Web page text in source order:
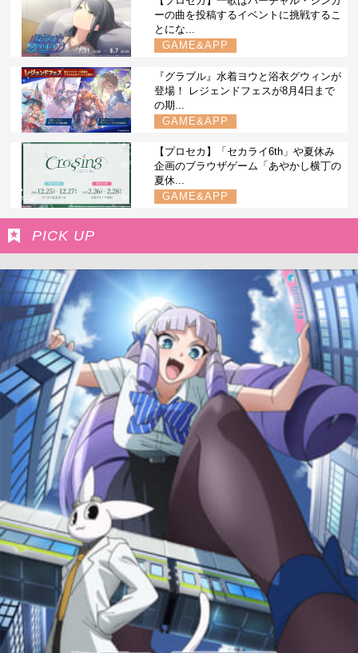
ーの曲を投稿するイベントに挑戦するこ
とにな...
GAME&APP
『グラブル』水着ヨウと浴衣グウィンが
登場！ レジェンドフェスが8月4日まで
の期...
GAME&APP
【プロセカ】「セカライ6th」や夏休み
企画のブラウザゲーム「あやかし横丁の
夏休...
GAME&APP
PICK UP